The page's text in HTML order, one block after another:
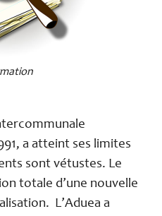
a atteint ses limites
sont vétustes. Le
totale d’une nouvelle
L’Aduea a